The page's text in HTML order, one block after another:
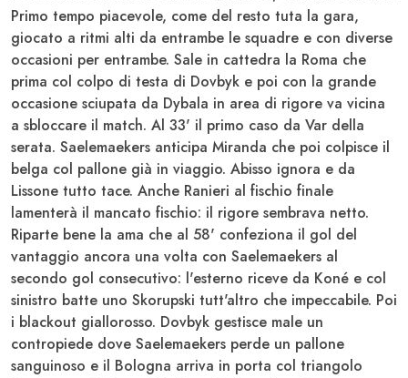
Primo tempo piacevole, come del resto tuta la gara,
giocato a ritmi alti da entrambe le squadre e con diverse
occasioni per entrambe. Sale in cattedra la Roma che
prima col colpo di testa di Dovbyk e poi con la grande
occasione sciupata da Dybala in area di rigore va vicina
a sbloccare il match. Al 33' il primo caso da Var della
serata. Saelemaekers anticipa Miranda che poi colpisce il
belga col pallone già in viaggio. Abisso ignora e da
Lissone tutto tace. Anche Ranieri al fischio finale
lamenterà il mancato fischio: il rigore sembrava netto.
Riparte bene la ama che al 58' confeziona il gol del
vantaggio ancora una volta con Saelemaekers al
secondo gol consecutivo: l'esterno riceve da Koné e col
sinistro batte uno Skorupski tutt'altro che impeccabile. Poi
i blackout giallorosso. Dovbyk gestisce male un
contropiede dove Saelemaekers perde un pallone
sanguinoso e il Bologna arriva in porta col triangolo